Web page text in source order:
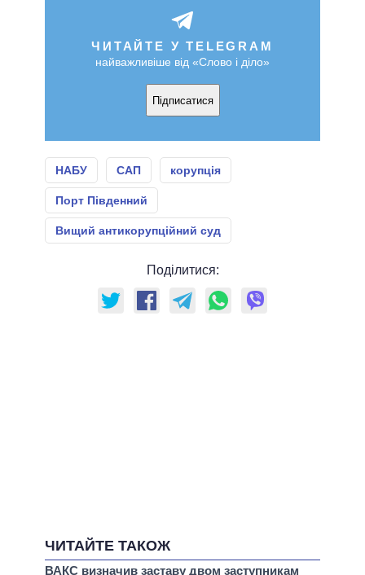
ЧИТАЙТЕ У TELEGRAM
найважливіше від «Слово і діло»
Підписатися
НАБУ САП корупція
Порт Південний
Вищий антикорупційний суд
Поділитися:
ЧИТАЙТЕ ТАКОЖ
ВАКС визначив заставу двом заступникам